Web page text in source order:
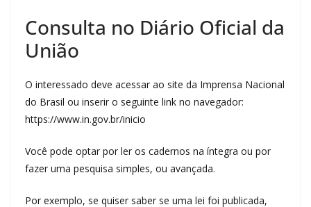
Consulta no Diário Oficial da
União
O interessado deve acessar ao site da Imprensa Nacional
do Brasil ou inserir o seguinte link no navegador:
https://www.in.gov.br/inicio
Você pode optar por ler os cadernos na íntegra ou por
fazer uma pesquisa simples, ou avançada.
Por exemplo, se quiser saber se uma lei foi publicada,